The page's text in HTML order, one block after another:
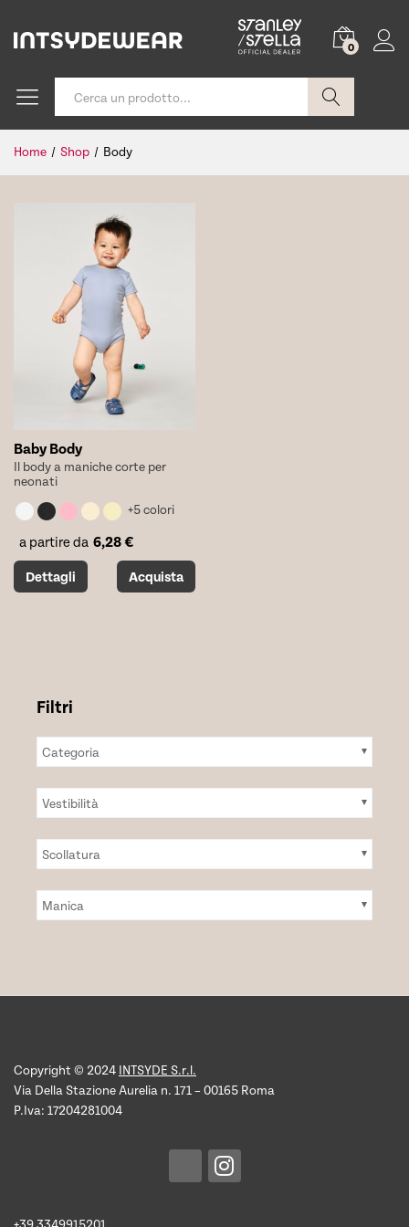
0
Cerca
Home / Shop / Body
Baby Body
Il body a maniche corte per
neonati
+5 colori
a partire da 6,28€
Dettagli Acquista
Questo
prodotto
possono
prodotto
Categoria
Vestibilità
Scollatura
Manica
Copyright © 2024 INTSYDE S.r.l.
Via Della Stazione Aurelia n. 171 – 00165 Roma
P.Iva: 17204281004
+39 3349915201